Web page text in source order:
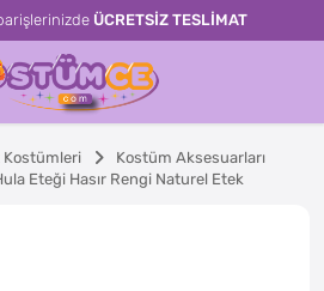
ÜCRETSİZ TESLİMAT
Kostümleri
Kostüm Aksesuarları
Eteği Hasır Rengi Naturel Etek